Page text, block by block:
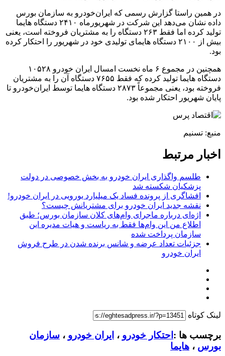
در همین راستا گزارش رسمی که ایران‌خودرو به سازمان بورس
داده نشان می‌دهد این شرکت در شهریورماه ۲۴۱۰ دستگاه هایما
تولید کرده اما فقط ۲۶۳ دستگاه را به مشتریان فروخته است، یعنی
بیش از ۲۱۰۰ دستگاه هایمای تولیدی خود در شهریور را احتکار کرده
بود.
همچنین در مجموع ۶ ماه نخست امسال ایران خودرو ۱۰۵۲۸
دستگاه هایما تولید کرده که فقط ۷۶۵۵ دستگاه آن را به مشتریان
فروخته بود، یعنی مجموعاً ۲۸۷۳ دستگاه هایما توسط ایران‌خودرو تا
پایان شهریور احتکار شده بود.
منبع: تسنیم
اخبار مرتبط
طلسم واگذاری ایران خودرو به بخش خصوصی در دولت
⁧پزشکیان⁩ شکسته شد
افشاگری از پرونده فساد یک میلیارد یورویی در ایران خودرو!
نقشه جدید ایران خودرو برای مشتریانش چیست؟
اژه‌ای درباره ماجرای وام‌های کلان سازمان بورس؛ طبق
اطلاع من این وام‌ها فقط به ریاست و هیات مدیره این
سازمان پرداخت شده
جزئیات تعداد عرضه و شانس برنده شدن در طرح فروش
ایران خودرو
لینک کوتاه
برچسب ها : احتکار خودرو ، ایران خودرو ، سازمان
بورس ، هایما